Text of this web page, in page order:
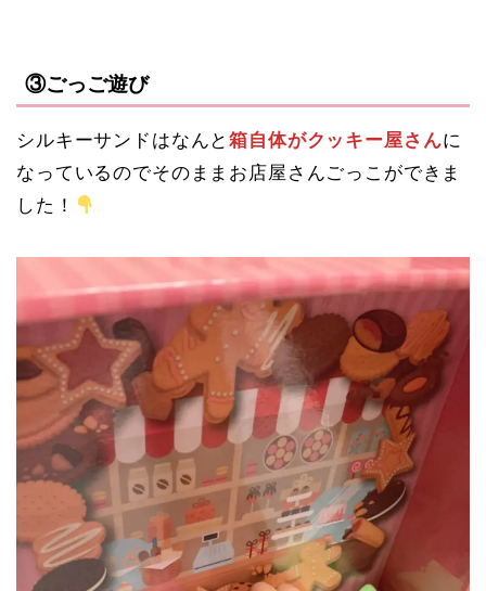
③ごっご遊び
シルキーサンドはなんと箱自体がクッキー屋さんに
なっているのでそのままお店屋さんごっこができま
した！